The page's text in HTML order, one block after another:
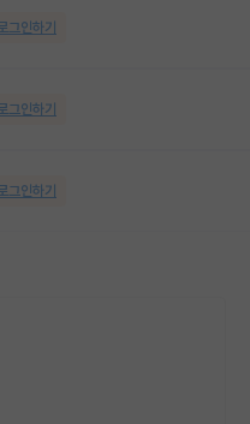
그인하기
그인하기
그인하기